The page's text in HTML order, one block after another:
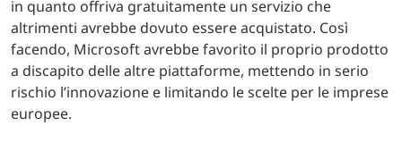
in quanto offriva gratuitamente un servizio che
altrimenti avrebbe dovuto essere acquistato. Così
facendo, Microsoft avrebbe favorito il proprio prodotto
a discapito delle altre piattaforme, mettendo in serio
rischio l’innovazione e limitando le scelte per le imprese
europee.